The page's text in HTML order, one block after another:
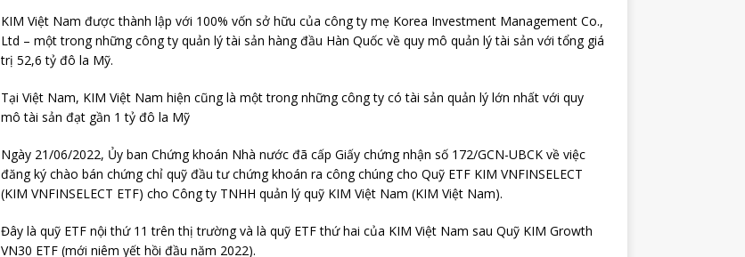
KIM Việt Nam được thành lập với 100% vốn sở hữu của công ty mẹ Korea Investment Management Co.,
Ltd – một trong những công ty quản lý tài sản hàng đầu Hàn Quốc về quy mô quản lý tài sản với tổng giá
trị 52,6 tỷ đô la Mỹ.
Tại Việt Nam, KIM Việt Nam hiện cũng là một trong những công ty có tài sản quản lý lớn nhất với quy
mô tài sản đạt gần 1 tỷ đô la Mỹ
Ngày 21/06/2022, Ủy ban Chứng khoán Nhà nước đã cấp Giấy chứng nhận số 172/GCN-UBCK về việc
đăng ký chào bán chứng chỉ quỹ đầu tư chứng khoán ra công chúng cho Quỹ ETF KIM VNFINSELECT
(KIM VNFINSELECT ETF) cho Công ty TNHH quản lý quỹ KIM Việt Nam (KIM Việt Nam).
Đây là quỹ ETF nội thứ 11 trên thị trường và là quỹ ETF thứ hai của KIM Việt Nam sau Quỹ KIM Growth
VN30 ETF (mới niêm yết hồi đầu năm 2022).